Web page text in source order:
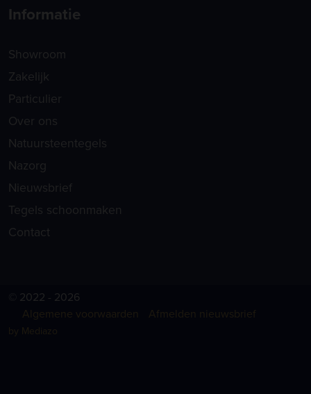
Informatie
Showroom
Zakelijk
Particulier
Over ons
Natuursteentegels
Nazorg
Nieuwsbrief
Tegels schoonmaken
Contact
© 2022 - 2026
Algemene voorwaarden
Afmelden nieuwsbrief
by Mediazo